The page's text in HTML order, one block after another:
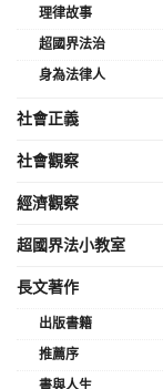
理律故事
超國界法治
身為法律人
社會正義
社會觀察
經濟觀察
超國界法小教室
長文著作
出版書籍
推薦序
書與人生